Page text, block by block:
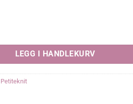
LEGG I HANDLEKURV
Petiteknit